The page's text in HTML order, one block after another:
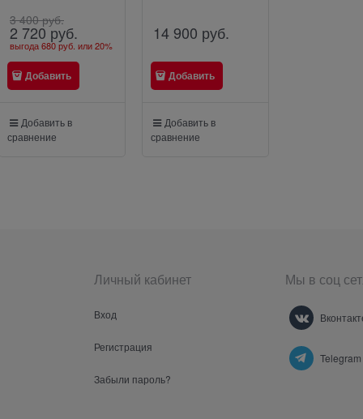
3 400 руб.
2 720 руб.
выгода680 руб. или20%
Добавить
Добавить в
сравнение
14 900 руб.
Добавить
Добавить в
сравнение
Личный кабинет
Вход
Регистрация
Забыли пароль?
Мы в соц
Telegram